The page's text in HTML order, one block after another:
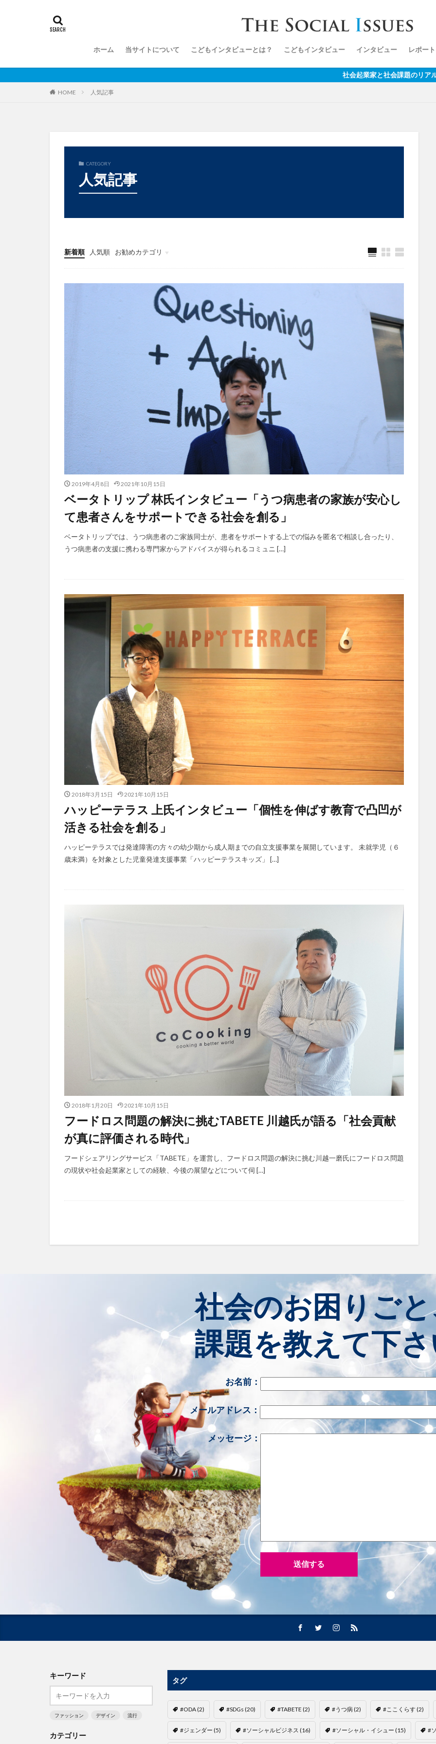
ホーム 当サイトについて こどもインタビューとは？ こどもインタビュー インタビュー レポート
社会起業家と社会課題のリアルを伝えるメディア
HOME 人気記事
CATEGORY
人気記事
新着順 人気順
お勧めカテゴリ
対談
2019年4月8日 2021年10月15日
ベータトリップ 林氏インタビュー「うつ病患者の家族が安心し
て患者さんをサポートできる社会を創る」
ベータトリップでは、うつ病患者のご家族同士が、患者をサポートする上での悩みを匿名で相談し合ったり、
うつ病患者の支援に携わる専門家からアドバイスが得られるコミュニ […]
2018年3月15日 2021年10月15日
ハッピーテラス 上氏インタビュー「個性を伸ばす教育で凸凹が
活きる社会を創る」
ハッピーテラスでは発達障害の方々の幼少期から成人期までの自立支援事業を展開しています。 未就学児（６
歳未満）を対象とした児童発達支援事業「ハッピーテラスキッズ」 […]
2018年1月20日 2021年10月15日
フードロス問題の解決に挑むTABETE 川越氏が語る「社会貢献
が真に評価される時代」
フードシェアリングサービス「TABETE」を運営し、フードロス問題の解決に挑む川越一磨氏にフードロス問題
の現状や社会起業家としての経験、今後の展望などについて伺 […]
社会のお困りご
課題を教えて下
お名前：
メールアドレス：
メッセージ：
キーワード
ファッション デザイン 流行
カテゴリー
タグ
#ODA(2) #SDGs (20) #TABETE (2) #うつ病(2) #ここくらす(2)
#ジェンダー (5) #ソーシャルビジネス (16) #ソーシャル・イシュー (15) #